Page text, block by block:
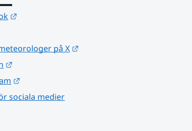
på X
sociala medier